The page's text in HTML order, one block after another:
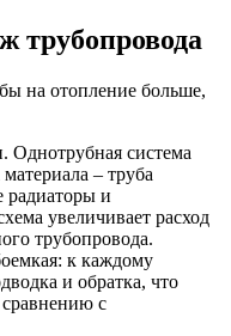
трубопровода
на отопление больше,
Однотрубная система
– труба
радиаторы и
увеличивает расход
трубопровода.
к каждому
и обратка, что
сравнению с